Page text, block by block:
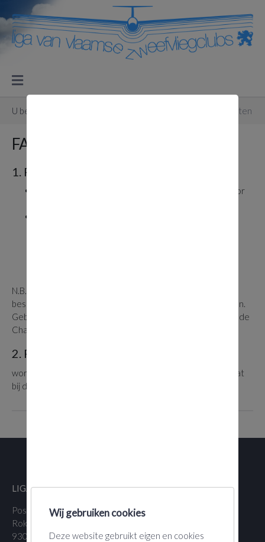
U bevindt zich hier: FAI brevetten
Wij gebruiken cookies
Deze website gebruikt eigen en cookies
FAI brevetten
1. F.A.I.-proeven, brevetten:
ondertekend door
N.B. Voor records zijn speciale aanvraagdocumenten
beschikbaar, gelieve deze op het secretariaat aan te vragen.
Gebruik steeds de juiste controlesoftware (print-outs van de
Charron.line volstaan niet!)
2. F.A.I.-sportvergunningen:
worden op verzoek van de aanvrager door het secretariaat
bij de K.B.A.C. aangevraagd.
LIGA VAN VLAAMSE ZWEEFVLIEGCLUBS VZW
Postadres:
Roklijf 37
9300 Aalst
Maatschappelijk adres:
3300 Goetsenhoven (Tienen)